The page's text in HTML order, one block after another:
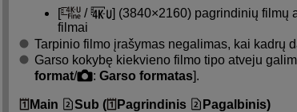
[
/ ] (3840×2160) pagrindinių filmų
filmai
Tarpinio filmo įrašymas negalimas, kai kadrų
Garso kokybę kiekvieno filmo tipo atveju
format/ : Garso formatas].
Main Sub ( Pagrindinis
Pagalbinis)